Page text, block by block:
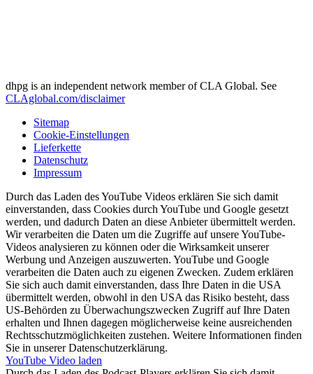
dhpg is an independent network member of CLA Global. See
CLAglobal.com/disclaimer
Sitemap
Cookie-Einstellungen
Lieferkette
Datenschutz
Impressum
Durch das Laden des YouTube Videos erklären Sie sich damit
einverstanden, dass Cookies durch YouTube und Google gesetzt
werden, und dadurch Daten an diese Anbieter übermittelt werden.
Wir verarbeiten die Daten um die Zugriffe auf unsere YouTube-
Videos analysieren zu können oder die Wirksamkeit unserer
Werbung und Anzeigen auszuwerten. YouTube und Google
verarbeiten die Daten auch zu eigenen Zwecken. Zudem erklären
Sie sich auch damit einverstanden, dass Ihre Daten in die USA
übermittelt werden, obwohl in den USA das Risiko besteht, dass
US-Behörden zu Überwachungszwecken Zugriff auf Ihre Daten
erhalten und Ihnen dagegen möglicherweise keine ausreichenden
Rechtsschutzmöglichkeiten zustehen. Weitere Informationen finden
Sie in unserer Datenschutzerklärung.
YouTube Video laden